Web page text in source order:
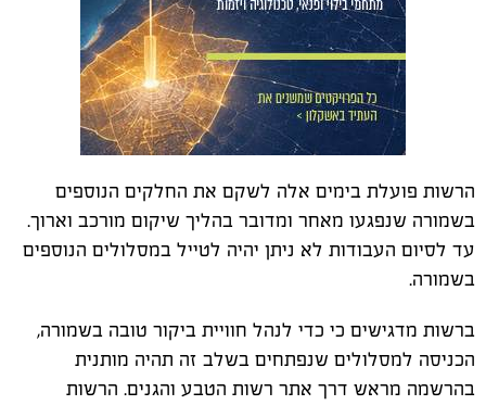
הרשות פועלת בימים אלה לשקם את החלקים הנוספים
בשמורה שנפגעו מאחר ומדובר בהליך שיקום מורכב וארוך.
עד לסיום העבודות לא ניתן יהיה לטייל במסלולים הנוספים
בשמורה.
ברשות מדגישים כי כדי לנהל חוויית ביקור טובה בשמורה,
הכניסה למסלולים שנפתחים בשלב זה תהיה מותנית
בהרשמה מראש דרך אתר רשות הטבע והגנים. הרשות